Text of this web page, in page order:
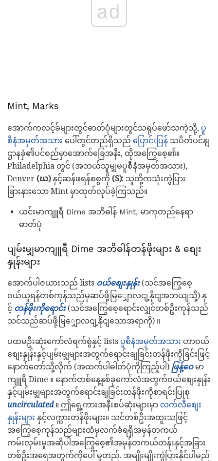
ad
Mint, Marks
အောက်ကလင့်ခ်များတွင်ဓာတ်ပုံများတွင်သရုပ်ဖော်သကဲ့သို့, ပူ
စီနံအမှတ်အသား ပေါ်တွင်တည်ရှိသည် ပြောင်းပြန် သပိတ်ပင်နျ
ဌာနခှဲ၏ပင်စည်မှာအောက်ခြေအနီး, ထိုအကြွေစေ့၏။
Philadelphia တွင် (အဘယ်သူမျှမပူစီနံအမှတ်အသား),
Denver (ဃ)နှင့်ဆန်ဖရန်စစ္စကို (S): သူတို့ကသုံးကွဲပြား
ခြားနားသော Mint မှာထုတ်လုပ်ခဲ့ကြသည်။
ယင်းမာကျူရီ Dime အဘိဓါန် Mint, မာကုတည်နေရာ
ဓာတ်ပုံ
ပျမ်းမျှမာကျူရီ Dime အဘိဓါန်တန်ဖိုးများ & စျေး
နှုန်းများ
အောက်ပါဇယားသည် lists ဝယ်စျေးနှုန်း(သင်အကြွေစေ့
ဝယ်ယူရန်တစ်ကုန်သည်မှဆပ်ဖို့မြျှောလငျ့နိုငျအဘယျသို့) နှ
င့် တန်ဖိုးကိုရောင်း(သင်အကြွေစေ့ရောင်းလျှင်တစ်ဦးကုန်သည်
သင်သည်ဆပ်ဖို့မြျှောလငျ့နိုငျသောအရာကို) ။
ပထမဦးဆုံးကော်လံရက်စွဲနှင့် lists ပူစီနံအမှတ်အသား ဟာဝယ်
စျေးနှုန်းနှင့်ပျမ်းမျှများအတွက်ရောင်းချခြင်းတန်ဖိုးကိုခြင်းဖြင့်
နောက်တော်သို့လိုက် (အထက်ပါဓါတ်ပုံကိုကြည့်ပါ) ဖြန့်ဝေမာ
ကျူရီ Dime ။ နောက်တစ်နေ့နှစ်ခုကော်လံအတွက်ဝယ်စျေးနှုန်း
နှင့်ပျမ်းမျှများအတွက်ရောင်းချခြင်းတန်ဖိုးကိုစာရင်းပြုစု
uncirculated။ ဤရွေ့ကားအနီးစပ်ဆုံးများမှာ လက်လီစျေး
နှုန်းများ နှင့်လက္ကားတန်ဖိုးများ။ သင်တစ်ဦးအထူးသဖြင့်
အကြွေစေ့ကုန်သည်များထံမှလက်ခံရရှိအမှန်တကယ်
ကမ်းလှမ်းမှုအဆိုပါအကြွေစေ့၏အမှန်တကယ်တန်းနှင့်အခြား
တစ်ဦးအရေအတွက်ကိုပေါ် မူတည်. အမျိုးမျိုးကွဲပြားနိုင်ပါမည်